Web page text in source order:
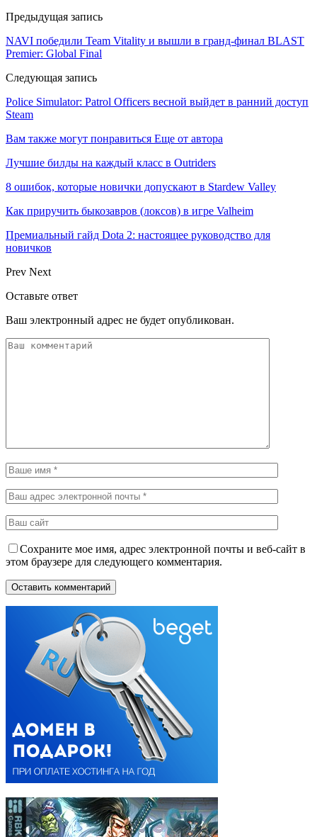
Предыдущая запись
NAVI победили Team Vitality и вышли в гранд-финал BLAST
Premier: Global Final
Следующая запись
Police Simulator: Patrol Officers весной выйдет в ранний доступ
Steam
Вам также могут понравиться Еще от автора
Лучшие билды на каждый класс в Outriders
8 ошибок, которые новички допускают в Stardew Valley
Как приручить быкозавров (локсов) в игре Valheim
Премиальный гайд Dota 2: настоящее руководство для
новичков
Prev Next
Оставьте ответ
Ваш электронный адрес не будет опубликован.
Сохраните мое имя, адрес электронной почты и веб-сайт в
этом браузере для следующего комментария.